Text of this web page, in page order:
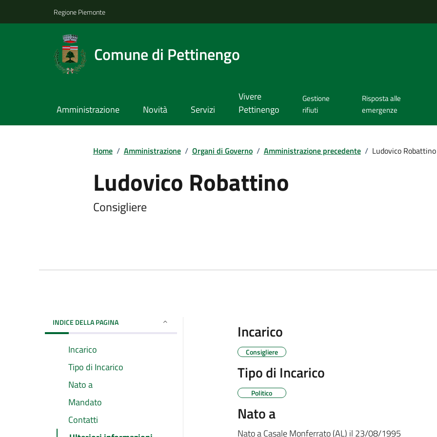
Regione Piemonte
Comune di Pettinengo
Amministrazione Novità Servizi
Vivere
Pettinengo
Gestione
rifiuti
Risposta alle
emergenze
Home / Amministrazione / Organi di Governo / Amministrazione precedente / Ludovico Robattino
Ludovico Robattino
Consigliere
INDICE DELLA PAGINA
Incarico
Tipo di Incarico
Nato a
Mandato
Contatti
Incarico
Consigliere
Tipo di Incarico
Politico
Nato a
Nato aCasale Monferrato (AL) il 23/08/1995